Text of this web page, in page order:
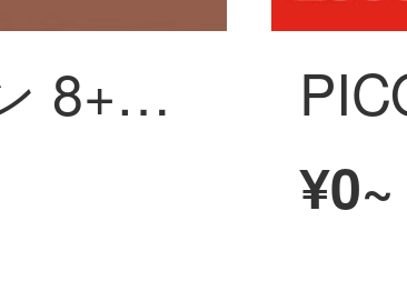
PICO 4 VR マシン 8+256G【思う存分版を遊ぶ】年度旗舰爆款新机 PC体性感覚VR装置 インテリジェントメガネ VRメガネ
¥0~